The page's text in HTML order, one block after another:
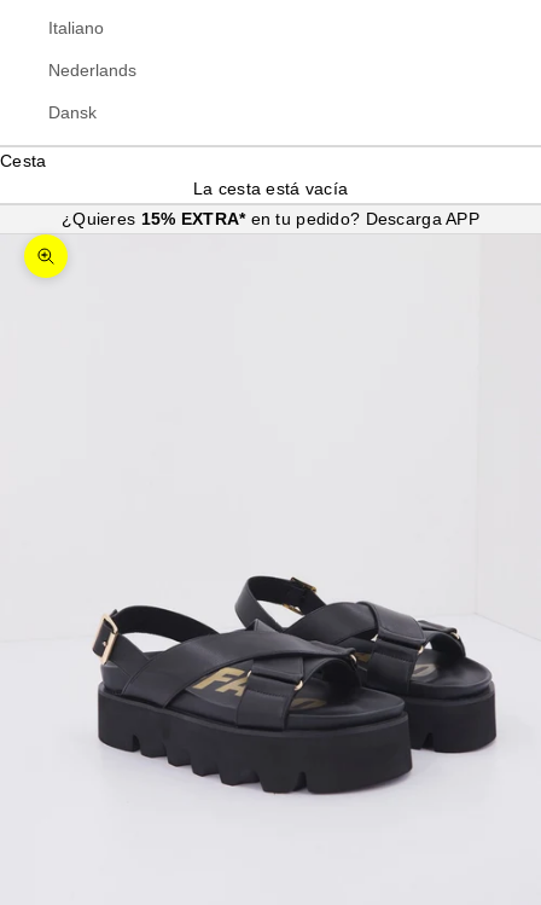
Italiano
Nederlands
Dansk
Cesta
La cesta está vacía
¿Quieres 15% EXTRA* en tu pedido? Descarga APP
Zoom